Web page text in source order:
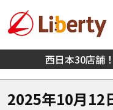
西日本30店舗
2025年10月12